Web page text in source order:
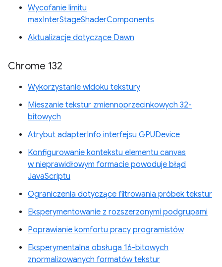
Wycofanie limitu
maxInterStageShaderComponents
Aktualizacje dotyczące Dawn
Chrome 132
Wykorzystanie widoku tekstury
Mieszanie tekstur zmiennoprzecinkowych 32-
bitowych
Atrybut adapterInfo interfejsu GPUDevice
Konfigurowanie kontekstu elementu canvas
w nieprawidłowym formacie powoduje błąd
JavaScriptu
Ograniczenia dotyczące filtrowania próbek tekstur
Eksperymentowanie z rozszerzonymi podgrupami
Poprawianie komfortu pracy programistów
Eksperymentalna obsługa 16-bitowych
znormalizowanych formatów tekstur